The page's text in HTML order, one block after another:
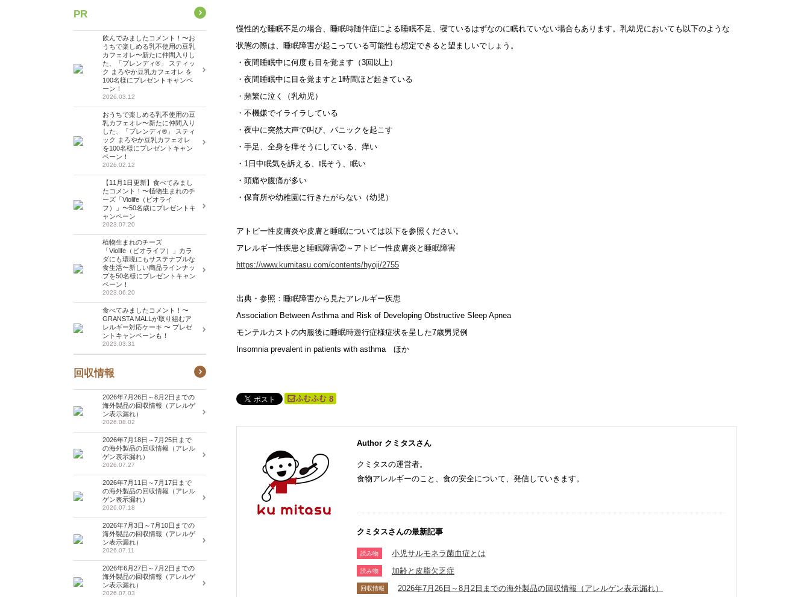
慢性的な睡眠不足の場合、睡眠時随伴症による睡眠不足、寝ているはずなのに眠れていない場合もあります。乳幼児においても以下のような
状態の際は、睡眠障害が起こっている可能性も想定できると望ましいでしょう。
・夜間睡眠中に何度も目を覚ます（3回以上）
・夜間睡眠中に目を覚ますと1時間ほど起きている
・頻繁に泣く（乳幼児）
・不機嫌でイライラしている
・夜中に突然大声で叫び、パニックを起こす
・手足、全身を痒そうにしている、痒い
・1日中眠気を訴える、眠そう、眠い
・頭痛や腹痛が多い
・保育所や幼稚園に行きたがらない（幼児）
アトピー性皮膚炎や皮膚と睡眠については以下を参照ください。
アレルギー性疾患と睡眠障害②～アトピー性皮膚炎と睡眠障害
https://www.kumitasu.com/contents/hyoji/2755
出典・参照：睡眠障害から見たアレルギー疾患
Association Between Asthma and Risk of Developing Obstructive Sleep Apnea
モンテルカストの内服後に睡眠時遊行症様症状を呈した7歳男児例
Insomnia prevalent in patients with asthma ほか
8
Author クミタスさん
クミタスの運営者。
食物アレルギーのこと、食の安全について、発信していきます。
クミタスさんの最新記事
読み物 小児サルモネラ菌血症とは
読み物 加齢と皮脂欠乏症
回収情報 2026年7月26日～8月2日までの海外製品の回収情報（アレルゲン表示漏れ）
PR
飲んでみましたコメント！〜お
うちで楽しめる乳不使用の豆乳
カフェオレ〜新たに仲間入りし
た、「ブレンディ®」 スティッ
ク まろやか豆乳カフェオレ を
100名様にプレゼントキャンペ
ーン！
2026.03.12
おうちで楽しめる乳不使用の豆
乳カフェオレ〜新たに仲間入り
した、「ブレンディ®」 スティ
ック まろやか豆乳カフェオレ
を100名様にプレゼントキャン
ペーン！
2026.02.12
【11月1日更新】食べてみまし
たコメント！〜植物生まれのチ
ーズ「Violife（ビオライ
フ）」〜50名歳にプレゼントキ
ャンペーン
2023.07.20
植物生まれのチーズ
「Violife（ビオライフ）」カラ
ダにも環境にもサステナブルな
食生活〜新しい商品ラインナッ
プを50名様にプレゼントキャン
ペーン！
2023.06.20
食べてみましたコメント！〜
GRANSTA MALLが取り組むア
レルギー対応ケーキ 〜 プレゼ
ントキャンペーンも！
2023.03.31
回収情報
2026年7月26日～8月2日までの
海外製品の回収情報（アレルゲ
ン表示漏れ）
2026.08.02
2026年7月18日～7月25日まで
の海外製品の回収情報（アレル
ゲン表示漏れ）
2026.07.27
2026年7月11日～7月17日まで
の海外製品の回収情報（アレル
ゲン表示漏れ）
2026.07.18
2026年7月3日～7月10日までの
海外製品の回収情報（アレルゲ
ン表示漏れ）
2026.07.11
2026年6月27日～7月2日までの
海外製品の回収情報（アレルゲ
ン表示漏れ）
2026.07.03